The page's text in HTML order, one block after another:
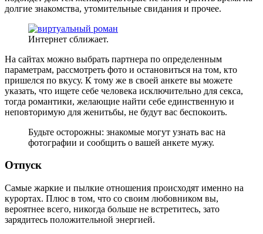
долгие знакомства, утомительные свидания и прочее.
Интернет сближает.
На сайтах можно выбрать партнера по определенным
параметрам, рассмотреть фото и остановиться на том, кто
пришелся по вкусу. К тому же в своей анкете вы можете
указать, что ищете себе человека исключительно для секса,
тогда романтики, желающие найти себе единственную и
неповторимую для женитьбы, не будут вас беспокоить.
Будьте осторожны: знакомые могут узнать вас на
фотографии и сообщить о вашей анкете мужу.
Отпуск
Самые жаркие и пылкие отношения происходят именно на
курортах. Плюс в том, что со своим любовником вы,
вероятнее всего, никогда больше не встретитесь, зато
зарядитесь положительной энергией.